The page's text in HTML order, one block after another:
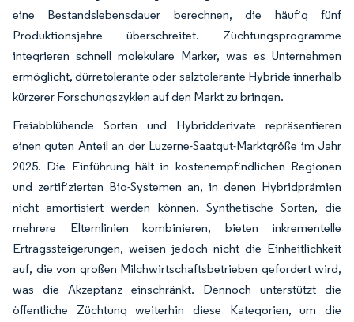
eine Bestandslebensdauer berechnen, die häufig fünf
Produktionsjahre überschreitet. Züchtungsprogramme
integrieren schnell molekulare Marker, was es Unternehmen
ermöglicht, dürretolerante oder salztolerante Hybride innerhalb
kürzerer Forschungszyklen auf den Markt zu bringen.
Freiabblühende Sorten und Hybridderivate repräsentieren
einen guten Anteil an der Luzerne-Saatgut-Marktgröße im Jahr
2025. Die Einführung hält in kostenempfindlichen Regionen
und zertifizierten Bio-Systemen an, in denen Hybridprämien
nicht amortisiert werden können. Synthetische Sorten, die
mehrere Elternlinien kombinieren, bieten inkrementelle
Ertragssteigerungen, weisen jedoch nicht die Einheitlichkeit
auf, die von großen Milchwirtschaftsbetrieben gefordert wird,
was die Akzeptanz einschränkt. Dennoch unterstützt die
öffentliche Züchtung weiterhin diese Kategorien, um die